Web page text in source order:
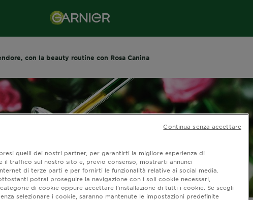
con la beauty routine con Rosa Canina
quelli dei nostri partner, per garantirti la migliore esperienza di
il traffico sul nostro sito e, previo consenso, mostrarti annunci
di terze parti e per fornirti le funzionalità relative ai social media.
potrai proseguire la navigazione con i soli cookie necessari,
di cookie oppure accettare l’installazione di tutti i cookie. Se scegli
selezionare i cookie, saranno mantenute le impostazioni predefinite
Continua senza accettare